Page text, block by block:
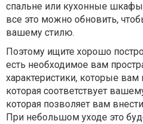
спальне или кухонные
все это можно обновить,
вашему стилю.
Поэтому ищите хорошо
есть необходимое вам
характеристики, которые вам
которая соответствует
которая позволяет вам
При небольшом уходе это